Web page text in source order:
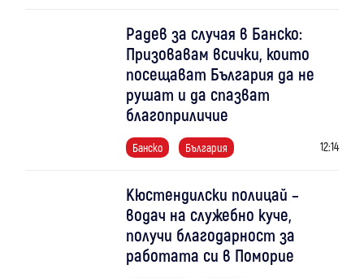
Радев за случая в Банско:
Призовавам всички, които
посещават България да не
рушат и да спазват
благоприличие
Банско България 12:14
Кюстендилски полицай –
водач на служебно куче,
получи благодарност за
работата си в Поморие